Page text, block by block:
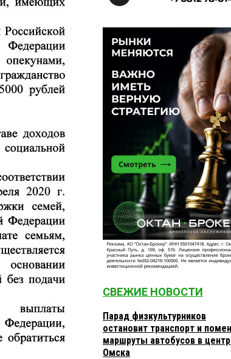
СВЕЖИЕ НОВОСТИ
Парад физкультурников
остановит транспорт и
маршруты автобусов в
Омска